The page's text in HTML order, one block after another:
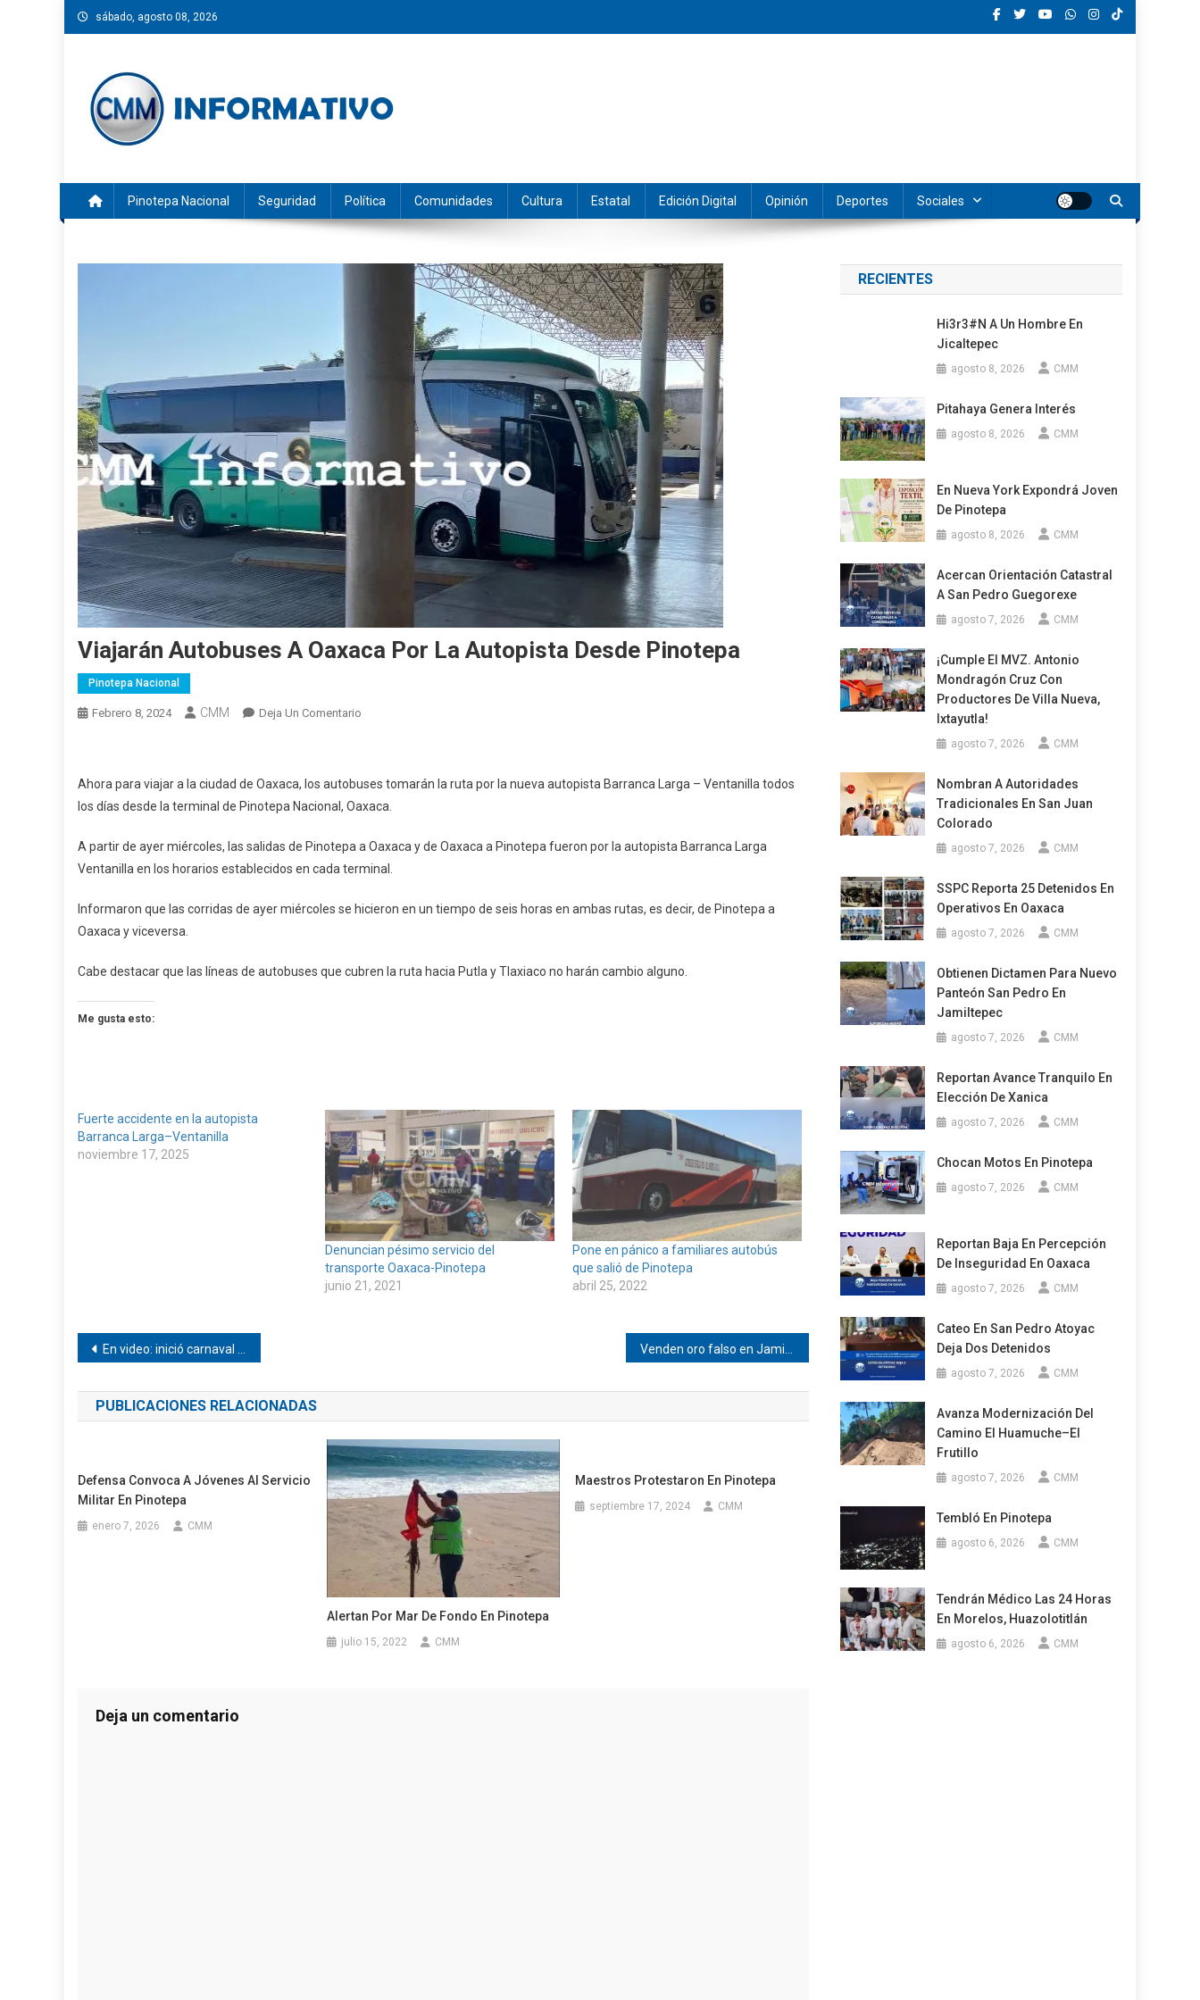
Saltar
al
sábado, agosto 08, 2026
Pinotepa Nacional Seguridad Política Comunidades Cultura Estatal Edición Digital Opinión Deportes Sociales
Viajarán Autobuses A Oaxaca Por La Autopista Desde Pinotepa
Pinotepa Nacional
Febrero 8, 2024 CMM Deja Un Comentario
Por
Desde
Ahora para viajar a la ciudad de Oaxaca, los autobuses tomarán la ruta por la nueva autopista Barranca Larga – Ventanilla todos
los días desde la terminal de Pinotepa Nacional, Oaxaca.
A partir de ayer miércoles, las salidas de Pinotepa a Oaxaca y de Oaxaca a Pinotepa fueron por la autopista Barranca Larga
Ventanilla en los horarios establecidos en cada terminal.
Informaron que las corridas de ayer miércoles se hicieron en un tiempo de seis horas en ambas rutas, es decir, de Pinotepa a
Oaxaca y viceversa.
Cabe destacar que las líneas de autobuses que cubren la ruta hacia Putla y Tlaxiaco no harán cambio alguno.
Me gusta esto:
Fuerte accidente en la autopista
Barranca Larga–Ventanilla
noviembre 17, 2025
Denuncian pésimo servicio del
transporte Oaxaca-Pinotepa
junio 21, 2021
Pone en pánico a familiares autobús
que salió de Pinotepa
abril 25, 2022
Navegación
de
entradas
En video: inició carnaval 2024 en Pinotepa
PUBLICACIONES RELACIONADAS
Defensa Convoca A Jóvenes Al Servicio
Militar En Pinotepa
enero 7, 2026 CMM
Alertan Por Mar De Fondo En Pinotepa
julio 15, 2022 CMM
Maestros Protestaron En Pinotepa
septiembre 17, 2024 CMM
Deja un comentario
RECIENTES
Hi3r3#n A Un Hombre En
Jicaltepec
agosto 8, 2026 CMM
Pitahaya Genera Interés
agosto 8, 2026 CMM
En Nueva York Expondrá Joven
De Pinotepa
agosto 8, 2026 CMM
Acercan Orientación Catastral
A San Pedro Guegorexe
agosto 7, 2026 CMM
¡Cumple El MVZ. Antonio
Mondragón Cruz Con
Productores De Villa Nueva,
Ixtayutla!
agosto 7, 2026 CMM
Nombran A Autoridades
Tradicionales En San Juan
Colorado
agosto 7, 2026 CMM
SSPC Reporta 25 Detenidos En
Operativos En Oaxaca
agosto 7, 2026 CMM
Obtienen Dictamen Para Nuevo
Panteón San Pedro En
Jamiltepec
agosto 7, 2026 CMM
Reportan Avance Tranquilo En
Elección De Xanica
agosto 7, 2026 CMM
Chocan Motos En Pinotepa
agosto 7, 2026 CMM
Reportan Baja En Percepción
De Inseguridad En Oaxaca
agosto 7, 2026 CMM
Cateo En San Pedro Atoyac
Deja Dos Detenidos
agosto 7, 2026 CMM
Avanza Modernización Del
Camino El Huamuche–El
Frutillo
agosto 7, 2026 CMM
Tembló En Pinotepa
agosto 6, 2026 CMM
Tendrán Médico Las 24 Horas
En Morelos, Huazolotitlán
agosto 6, 2026 CMM